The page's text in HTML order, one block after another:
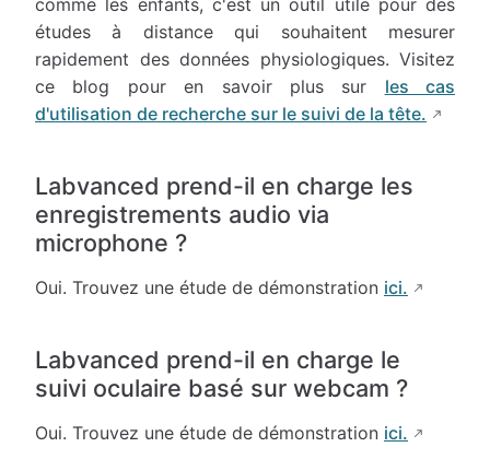
comme les enfants, c'est un outil utile pour des
études à distance qui souhaitent mesurer
rapidement des données physiologiques. Visitez
ce blog pour en savoir plus sur les cas
d'utilisation de recherche sur le suivi de la tête.
Labvanced prend-il en charge les
enregistrements audio via
microphone ?
Oui. Trouvez une étude de démonstration ici.
Labvanced prend-il en charge le
suivi oculaire basé sur webcam ?
Oui. Trouvez une étude de démonstration ici.